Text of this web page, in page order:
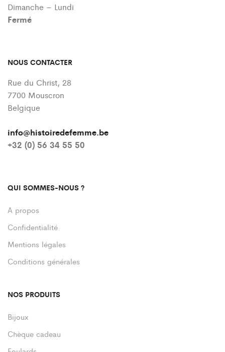
Dimanche – Lundi
Fermé
NOUS CONTACTER
Rue du Christ, 28
7700 Mouscron
Belgique
info@histoiredefemme.be
+32 (0) 56 34 55 50
QUI SOMMES-NOUS ?
A propos
Confidentialité
Mentions légales
Conditions générales
NOS PRODUITS
Bijoux
Chèque cadeau